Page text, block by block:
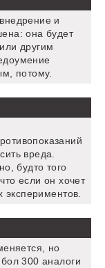
и
она будет
другим
потому.
вреда.
будто того
если он хочет
экспериментов.
но
300 аналоги